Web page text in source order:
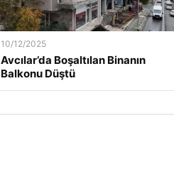
10/12/2025
Avcılar’da Boşaltılan Binanın
Balkonu Düştü